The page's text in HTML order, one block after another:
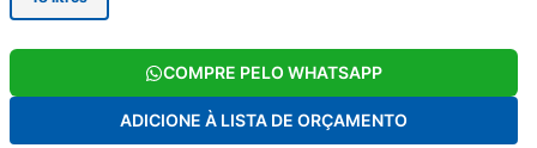
COMPRE PELO WHATSAPP
ADICIONE À LISTA DE ORÇAMENTO